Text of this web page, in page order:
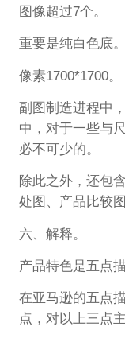
图像超过7个。
重要是纯白色底。
像素1700*1700。
副图制造进程中
中，对于一些与
必不可少的。
除此之外，还包
处图、产品比较图
六、解释。
产品特色是五点
在亚马逊的五点
点，对以上三点